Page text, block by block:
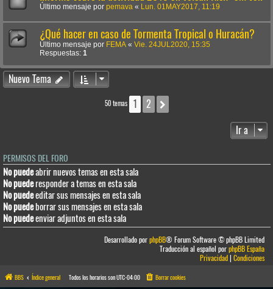
Último mensaje por pemava « Lun. 01MAY2017, 11:19
¿Qué hacer en caso de Tormenta Tropical o Huracán?
Último mensaje por FEMA « Vie. 24JUL2020, 15:35
Respuestas: 1
Nuevo Tema
50 temas 1 2
Ir a
PERMISOS DEL FORO
No puedeabrir nuevos temas en esta sala
No puederesponder a temas en esta sala
No puedeeditar sus mensajes en esta sala
No puedeborrar sus mensajes en esta sala
No puedeenviar adjuntos en esta sala
Desarrollado porphpBB® Forum Software © phpBB Limited
Traducción al español porphpBB España
Privacidad|Condiciones
BBS Índice general Todos los horarios sonUTC-04:00 Borrar cookies